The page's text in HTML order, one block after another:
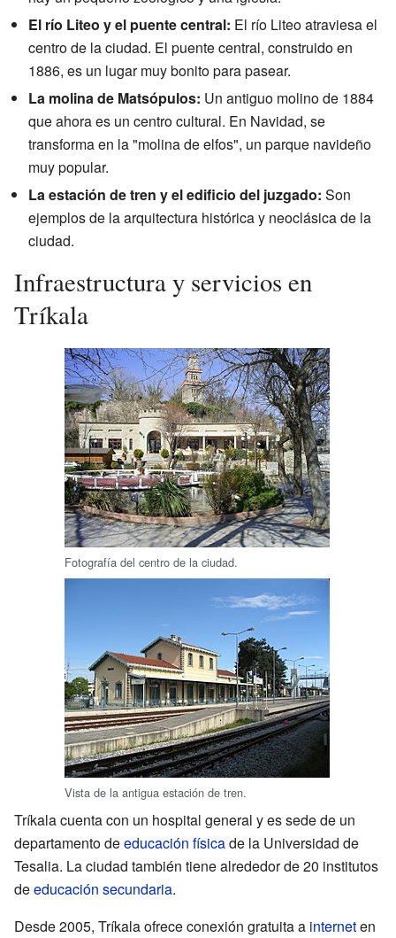
El río Liteo y el puente central: El río Liteo atraviesa el
centro de la ciudad. El puente central, construido en
1886, es un lugar muy bonito para pasear.
La molina de Matsópulos: Un antiguo molino de 1884
que ahora es un centro cultural. En Navidad, se
transforma en la "molina de elfos", un parque navideño
muy popular.
La estación de tren y el edificio del juzgado: Son
ejemplos de la arquitectura histórica y neoclásica de la
ciudad.
Infraestructura y servicios en
Tríkala
Fotografía del centro de la ciudad.
Vista de la antigua estación de tren.
Tríkala cuenta con un hospital general y es sede de un
departamento deeducación físicade la Universidad de
Tesalia. La ciudad también tiene alrededor de 20 institutos
deeducación secundaria.
Desde 2005, Tríkala ofrece conexión gratuita a interneten